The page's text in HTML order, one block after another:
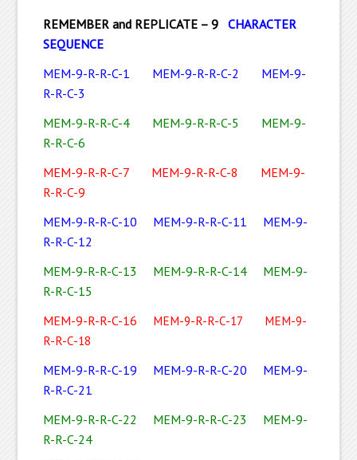
REMEMBER and REPLICATE – 9
CHARACTER
SEQUENCE
MEM-9-R-R-C-1
MEM-9-R-R-C-2
MEM-9-
R-R-C-3
MEM-9-R-R-C-4
MEM-9-R-R-C-5
MEM-9-
R-R-C-6
MEM-9-R-R-C-7
MEM-9-R-R-C-8
MEM-9-
R-R-C-9
MEM-9-R-R-C-10
MEM-9-R-R-C-11
MEM-9-
R-R-C-12
MEM-9-R-R-C-13
MEM-9-R-R-C-14
MEM-9-
R-R-C-15
MEM-9-R-R-C-16
MEM-9-R-R-C-17
MEM-9-
R-R-C-18
MEM-9-R-R-C-19 MEM-9-R-R-C-20
MEM-9-
R-R-C-21
MEM-9-R-R-C-22
MEM-9-R-R-C-23
MEM-9-
R-R-C-24